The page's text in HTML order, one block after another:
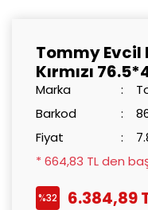
Tommy Evcil
Kırmızı
Marka
Barkod
Fiyat
* 664,83 TL den
%32 6.384,89